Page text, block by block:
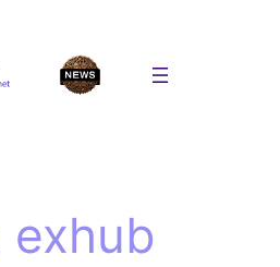
exhub